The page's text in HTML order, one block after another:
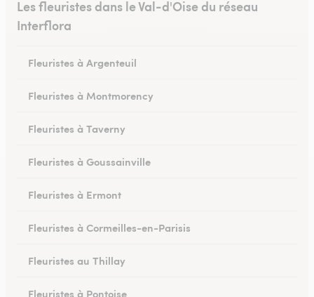
Les fleuristes dans le Val-d'Oise du réseau
Interflora
Fleuristes à Argenteuil
Fleuristes à Montmorency
Fleuristes à Taverny
Fleuristes à Goussainville
Fleuristes à Ermont
Fleuristes à Cormeilles-en-Parisis
Fleuristes au Thillay
Fleuristes à Pontoise